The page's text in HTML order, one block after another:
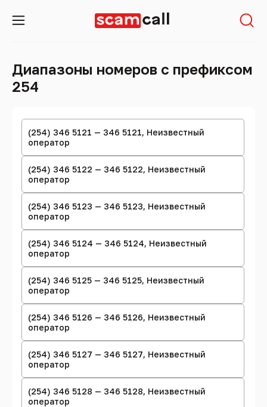
Диапазоны номеров с префиксом
254
(254) 346 5121 — 346 5121, Неизвестный
оператор
(254) 346 5122 — 346 5122, Неизвестный
оператор
(254) 346 5123 — 346 5123, Неизвестный
оператор
(254) 346 5124 — 346 5124, Неизвестный
оператор
(254) 346 5125 — 346 5125, Неизвестный
оператор
(254) 346 5126 — 346 5126, Неизвестный
оператор
(254) 346 5127 — 346 5127, Неизвестный
оператор
(254) 346 5128 — 346 5128, Неизвестный
оператор